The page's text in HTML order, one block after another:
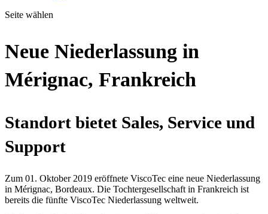
Seite wählen
Neue Niederlassung in
Mérignac, Frankreich
Standort bietet Sales, Service und
Support
Zum 01. Oktober 2019 eröffnete ViscoTec eine neue Niederlassung
in Mérignac, Bordeaux. Die Tochtergesellschaft in Frankreich ist
bereits die fünfte ViscoTec Niederlassung weltweit.